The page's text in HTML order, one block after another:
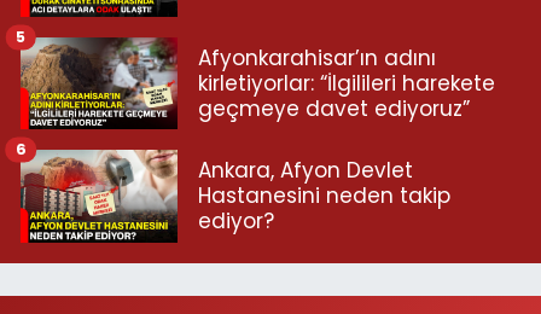
Afyonkarahisar’ın adını
kirletiyorlar: “İlgilileri harekete
geçmeye davet ediyoruz”
5
Ankara, Afyon Devlet
Hastanesini neden takip
ediyor?
6